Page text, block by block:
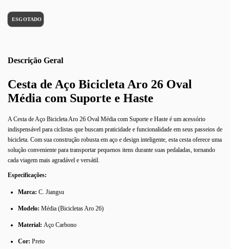
Descrição
Cesta de Aço Bicicleta Aro 26 Oval
Média com Suporte e Haste
A Cesta de Aço Bicicleta Aro 26 Oval Média com Suporte e Haste é um acessório
indispensável para ciclistas que buscam praticidade e funcionalidade em seus passeios de
bicicleta. Com sua construção robusta em aço e design inteligente, esta cesta oferece uma
solução conveniente para transportar pequenos itens durante suas pedaladas, tornando
cada viagem mais agradável e versátil.
Especificações:
Marca: C. Jiangsu
Modelo: Média (Bicicletas Aro 26)
Material: Aço Carbono
Cor: Preto